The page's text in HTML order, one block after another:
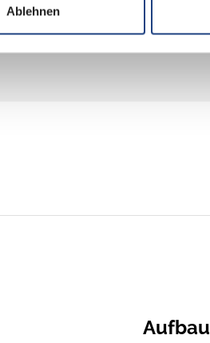
Ablehnen
Aufbau